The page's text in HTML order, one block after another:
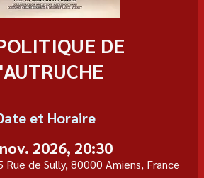
DE
et Horaire
2026, 20:30
Rue de Sully, 80000 Amiens, France